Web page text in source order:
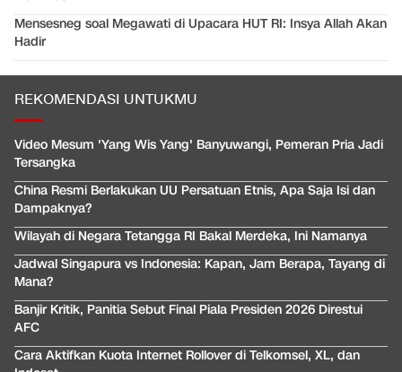
Mensesneg soal Megawati di Upacara HUT RI: Insya Allah Akan
Hadir
REKOMENDASI UNTUKMU
Video Mesum 'Yang Wis Yang' Banyuwangi, Pemeran Pria Jadi
Tersangka
China Resmi Berlakukan UU Persatuan Etnis, Apa Saja Isi dan
Dampaknya?
Wilayah di Negara Tetangga RI Bakal Merdeka, Ini Namanya
Jadwal Singapura vs Indonesia: Kapan, Jam Berapa, Tayang di
Mana?
Banjir Kritik, Panitia Sebut Final Piala Presiden 2026 Direstui
AFC
Cara Aktifkan Kuota Internet Rollover di Telkomsel, XL, dan